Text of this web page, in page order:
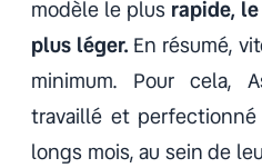
modèle le plus rapide,
plus léger. En résumé,
minimum. Pour cela,
travaillé et
longs mois, au sein de